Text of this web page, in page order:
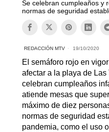
Se celebran cumpleaños y
normas de seguridad
REDACCIÓN MTV 19/10/2020
El semáforo rojo en
afectar a la playa de Las
celebran cumpleaños
atiende mesas que
máximo de diez
normas de seguridad
pandemia, como el uso